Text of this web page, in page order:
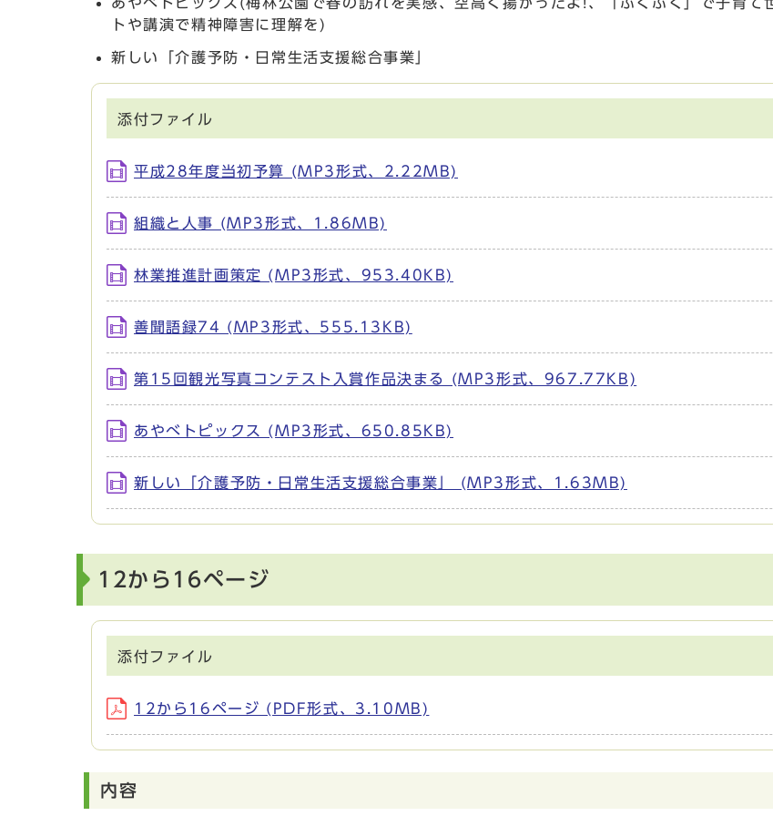
トや講演で精神障害に理解を)
新しい「介護予防・日常生活支援総合事業」
添付ファイル
平成28年度当初予算 (MP3形式、2.22MB)
組織と人事 (MP3形式、1.86MB)
林業推進計画策定 (MP3形式、953.40KB)
善聞語録74 (MP3形式、555.13KB)
第15回観光写真コンテスト入賞作品決まる (MP3形式、967.77KB)
あやべトピックス (MP3形式、650.85KB)
新しい「介護予防・日常生活支援総合事業」 (MP3形式、1.63MB)
12から16ページ
添付ファイル
12から16ページ (PDF形式、3.10MB)
内容